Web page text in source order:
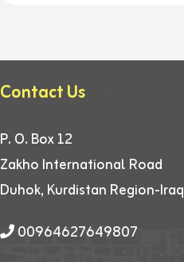
Contact Us
P. O. Box 12
Zakho International Road
Duhok, Kurdistan Region-Iraq
00964627649807